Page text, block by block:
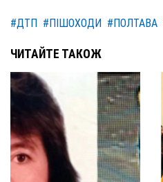
#ДТП #ПІШОХОДИ #ПОЛТАВА
ЧИТАЙТЕ ТАКОЖ